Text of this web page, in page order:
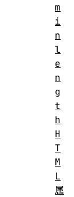
m
i
n
l
e
n
g
t
h
H
T
M
L
属